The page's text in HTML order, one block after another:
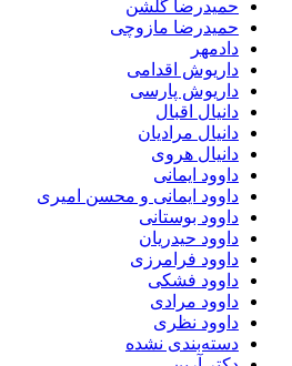
حمیدرضا گلشن
حمیدرضا مازوچی
دادمهر
داریوش اقدامی
داریوش پارسی
دانیال اقبال
دانیال مرادیان
دانیال هروی
داوود ایمانی
داوود ایمانی و محسن امیری
داوود بوستانی
داوود حیدریان
داوود فرامرزی
داوود فشکی
داوود مرادی
داوود نظری
دسته‌بندی نشده